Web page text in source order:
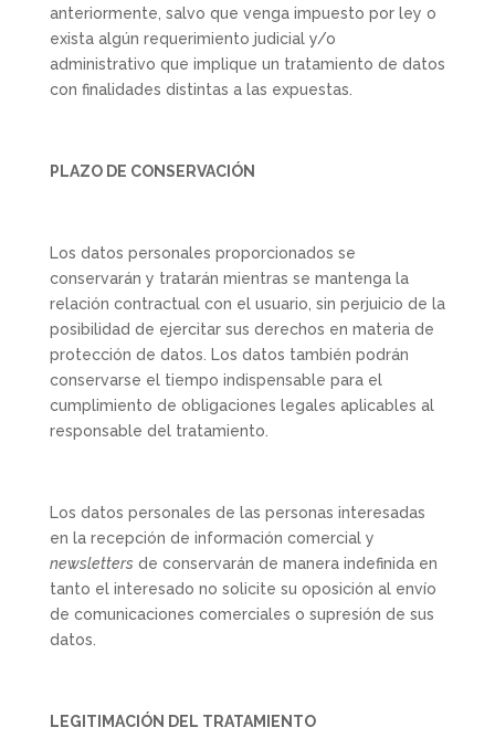
anteriormente, salvo que venga impuesto por ley o
exista algún requerimiento judicial y/o
administrativo que implique un tratamiento de datos
con finalidades distintas a las expuestas.
PLAZO DE CONSERVACIÓN
Los datos personales proporcionados se
conservarán y tratarán mientras se mantenga la
relación contractual con el usuario, sin perjuicio de la
posibilidad de ejercitar sus derechos en materia de
protección de datos. Los datos también podrán
conservarse el tiempo indispensable para el
cumplimiento de obligaciones legales aplicables al
responsable del tratamiento.
Los datos personales de las personas interesadas
en la recepción de información comercial y
newslettersde conservarán de manera indefinida en
tanto el interesado no solicite su oposición al envío
de comunicaciones comerciales o supresión de sus
datos.
LEGITIMACIÓN DEL TRATAMIENTO